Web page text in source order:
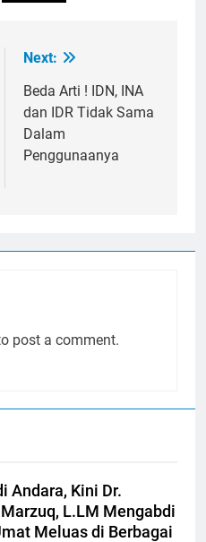
Next:
Beda Arti ! IDN, INA
dan IDR Tidak Sama
Dalam
Penggunaanya
post a comment.
Andara, Kini Dr.
L.LM Mengabdi
Meluas di Berbagai